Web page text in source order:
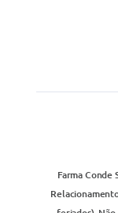
Farma Conde